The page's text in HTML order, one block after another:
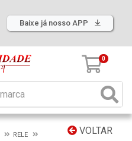
Baixe já nosso APP
0
VOLTAR
RELE